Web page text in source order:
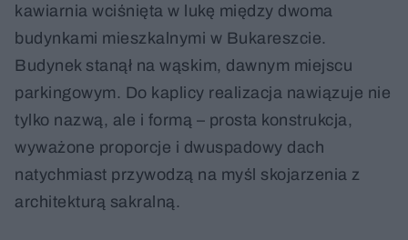
kawiarnia wciśnięta w lukę między dwoma
budynkami mieszkalnymi w Bukareszcie.
Budynek stanął na wąskim, dawnym miejscu
parkingowym. Do kaplicy realizacja nawiązuje nie
tylko nazwą, ale i formą – prosta konstrukcja,
wyważone proporcje i dwuspadowy dach
natychmiast przywodzą na myśl skojarzenia z
architekturą sakralną.